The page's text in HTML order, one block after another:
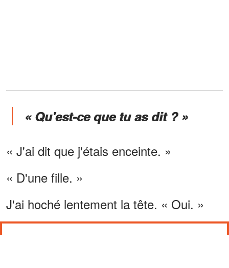
« Qu'est-ce que tu as dit ? »
« J'ai dit que j'étais enceinte. »
« D'une fille. »
J'ai hoché lentement la tête. « Oui. »